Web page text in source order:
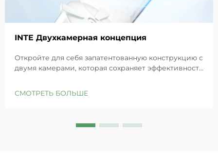
INTE Двухкамерная концепция
Откройте для себя запатентованную конструкцию с
двумя камерами, которая сохраняет эффективность
восстанавливает барьеры чувствительной кожи.
СМОТРЕТЬ БОЛЬШЕ